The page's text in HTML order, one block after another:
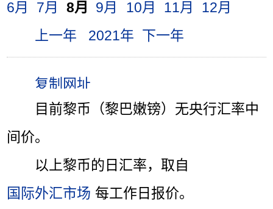
6月
7月 8月 9月 10月 11月
12月
上一年
2021年 下一年
目前黎币（黎巴嫩镑）无央行汇率中
间价。
以上黎币的日汇率，取自
国际外汇市场 每工作日报价。